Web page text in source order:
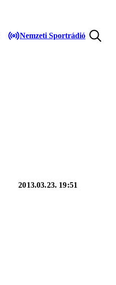
Nemzeti Sportrádió
2013.03.23. 19:51